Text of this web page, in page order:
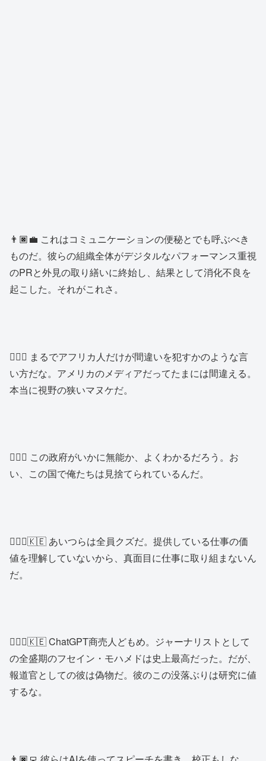
👨🏿‍💼 これはコミュニケーションの便秘とでも呼ぶべき
ものだ。彼らの組織全体がデジタルなパフォーマンス重視
のPRと外見の取り繕いに終始し、結果として消化不良を
起こした。それがこれさ。
👱🏿‍♂️ まるでアフリカ人だけが間違いを犯すかのような言
い方だな。アメリカのメディアだってたまには間違える。
本当に視野の狭いマヌケだ。
👱🏿‍♂️ この政府がいかに無能か、よくわかるだろう。お
い、この国で俺たちは見捨てられているんだ。
👱🏿‍♂️🇰🇪 あいつらは全員クズだ。提供している仕事の価
値を理解していないから、真面目に仕事に取り組まないん
だ。
👱🏿‍♂️🇰🇪 ChatGPT商売人どもめ。ジャーナリストとして
の全盛期のフセイン・モハメドは史上最高だった。だが、
報道官としての彼は偽物だ。彼のこの没落ぶりは研究に値
するな。